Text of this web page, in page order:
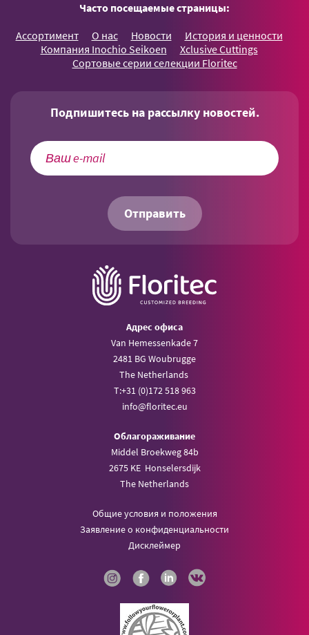
Часто посещаемые страницы:
Ассортимент О нас Новости
История и ценности
Компания Inochio Seikoen
Xclusive Cuttings
Сортовые серии селекции Floritec
Подпишитесь на рассылку новостей.
Отправить
Aдрес офиса
Van Hemessenkade 7
2481 BG Woubrugge
The Netherlands
T:+31 (0)172 518 963
info@floritec.eu
Oблагораживание
Middel Broekweg 84b
2675 KE Honselersdijk
The Netherlands
Общие условия и положения
Заявление о конфиденциальности
Дисклеймер